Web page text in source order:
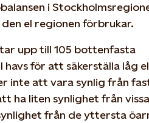
i
el regionen förbrukar.
upp till 105 bottenfasta
för att säkerställa låg
inte att vara synlig från
ha liten synlighet från
från de yttersta